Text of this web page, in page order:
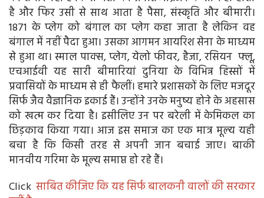
है और फिर उसी से साथ आता है पैसा, संस्कृति और बीमारी।
1871 के प्लेग को बंगाल का प्लेग कहा जाता है लेकिन वह
बंगाल में नहीं पैदा हुआ। उसका आगमन आयरिश सेना के माध्यम
से हुआ था। स्माल पाक्स, प्लेग, येलो फीवर, हैजा, रसियन फ्लू,
एचआईवी यह सारी बीमारियां दुनिया के विभिन्न हिस्सों में
प्रवासियों के माध्यम से ही फैलीं। हमारे प्रशासकों के लिए मजदूर
सिर्फ जैव वैज्ञानिक इकाई हैं। उन्होंने उनके मनुष्य होने के अहसास
को खत्म कर दिया है। इसीलिए उन पर बरेली में केमिकल का
छिड़काव किया गया। आज इस समाज का एक मात्र मूल्य यही
बचा है कि किसी तरह से अपनी जान बचाई जाए। बाकी
मानवीय गरिमा के मूल्य समाप्त हो रहे हैं।
Click साबित कीजिए कि यह सिर्फ बालकनी वालों की सरकार